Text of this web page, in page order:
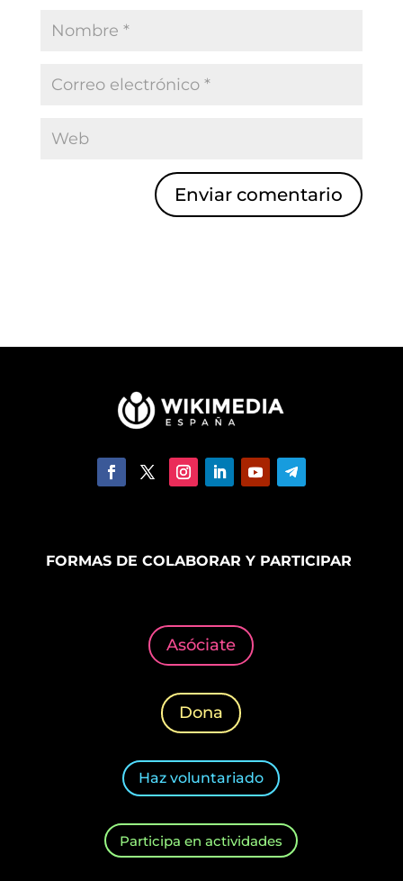
Enviar comentario
FORMAS DE COLABORAR Y PARTICIPAR
Asóciate
Dona
Haz voluntariado
Participa en actividades